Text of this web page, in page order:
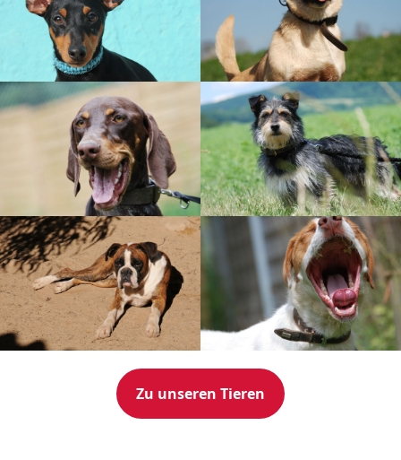
Zu unseren Tieren